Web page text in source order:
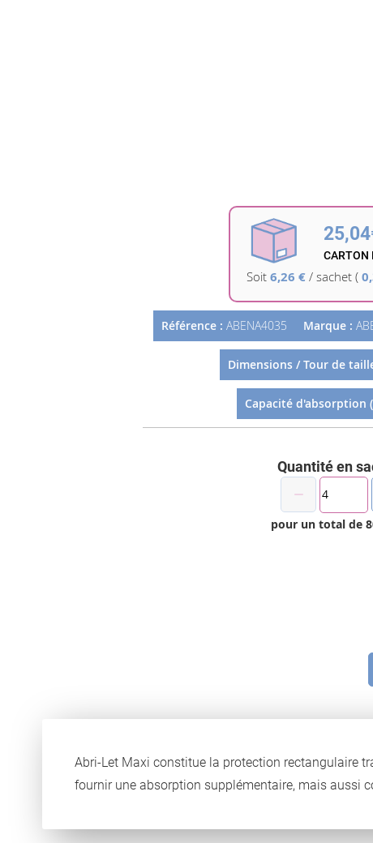
CARTON
Soit 6,26 € / sachet (
Référence : ABENA4035 Marque :
Dimensions / Tour de
Capacité d'absorption
Quantité en
pour un total de
Abri-Let Maxi constitue la protection rectangulaire
fournir une absorption supplémentaire, mais aussi